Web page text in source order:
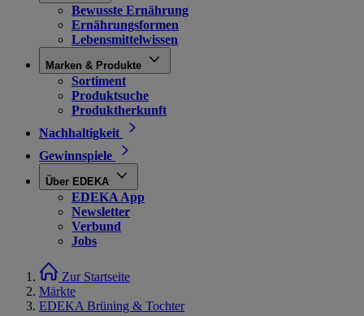
Bewusste Ernährung
Ernährungsformen
Lebensmittelwissen
Marken & Produkte
Sortiment
Produktsuche
Produktherkunft
Nachhaltigkeit
Gewinnspiele
Über EDEKA
EDEKA App
Newsletter
Verbund
Jobs
Zur Startseite
Märkte
EDEKA Brüning & Tochter